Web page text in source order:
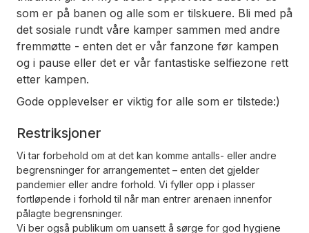
som er på banen og alle som er tilskuere. Bli med på
det sosiale rundt våre kamper sammen med andre
fremmøtte - enten det er vår fanzone før kampen
og i pause eller det er vår fantastiske selfiezone rett
etter kampen.
Gode opplevelser er viktig for alle som er tilstede:)
Restriksjoner
Vi tar forbehold om at det kan komme antalls- eller andre
begrensninger for arrangementet – enten det gjelder
pandemier eller andre forhold. Vi fyller opp i plasser
fortløpende i forhold til når man entrer arenaen innenfor
pålagte begrensninger.
Vi ber også publikum om uansett å sørge for god hygiene